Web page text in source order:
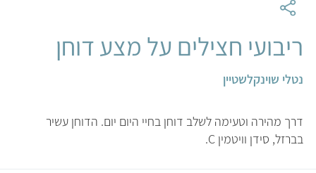
ריבועי חצילים על מצע דוחן
נטלי שוינקלשטיין
דרך מהירה וטעימה לשלב דוחן בחיי היום יום. הדוחן עשיר
בברזל, סידן וויטמין C.